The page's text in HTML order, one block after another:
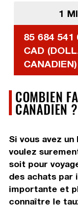
1
85 684 541
CAD
CANADIEN)
COMBIEN
CANADIEN ?
Si vous avez
voulez
soit pour
des achats par
importante et
connaître le